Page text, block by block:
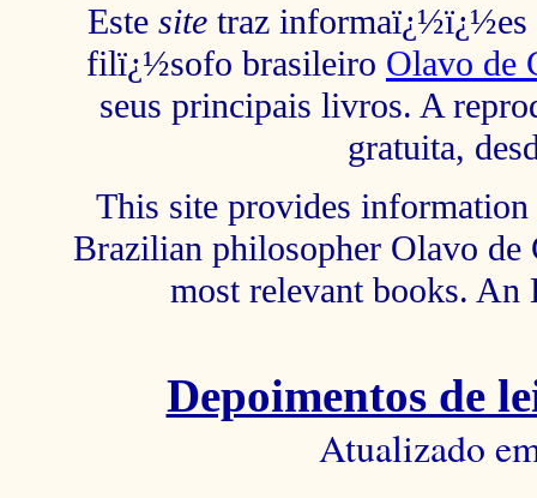
Este site traz informaï¿½ï¿½es
filï¿½sofo brasileiro Olavo de
seus principais livros. A
gratuita,
This site provides
Brazilian philosopher Olavo de
most relevant books.
Depoimentos de
Atualizado